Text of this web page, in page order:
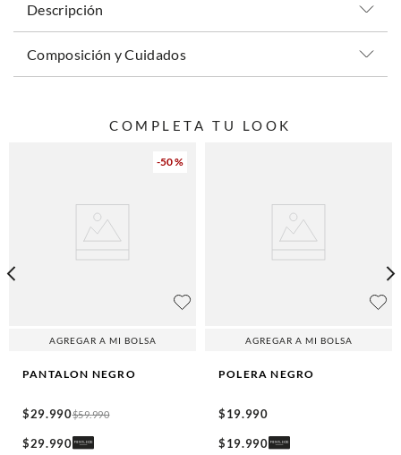
Descripción
Composición y Cuidados
COMPLETA TU LOOK
-50 %
AGREGAR A MI BOLSA
PANTALON NEGRO
$29.990$59.990
$29.990
AGREGAR A MI BOLSA
POLERA NEGRO
$19.990
$19.990